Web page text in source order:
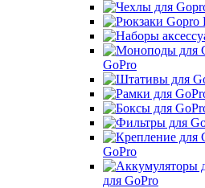
GoPro
GoPro
для GoPro